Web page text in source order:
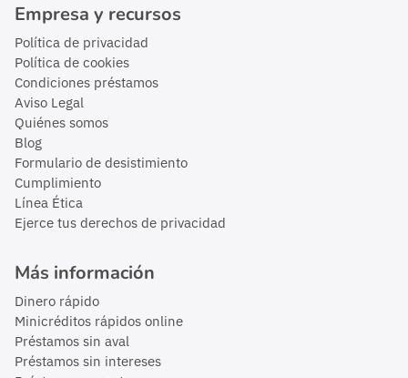
Empresa y recursos
Política de privacidad
Política de cookies
Condiciones préstamos
Aviso Legal
Quiénes somos
Blog
Formulario de desistimiento
Cumplimiento
Línea Ética
Ejerce tus derechos de privacidad
Más información
Dinero rápido
Minicréditos rápidos online
Préstamos sin aval
Préstamos sin intereses